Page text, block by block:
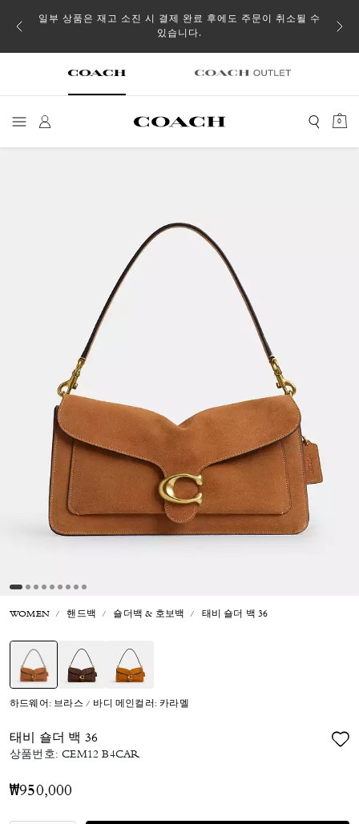
일부 상품은 재고 소진 시 결제 완료 후에도 주문이 취소될 수
있습니다.
0
WOMEN 핸드백 숄더백 & 호보백 태비 숄더 백 36
하드웨어: 브라스 / 바디 메인컬러: 카라멜
태비 숄더 백 36
상품번호:CEM12 B4CAR
₩950,000